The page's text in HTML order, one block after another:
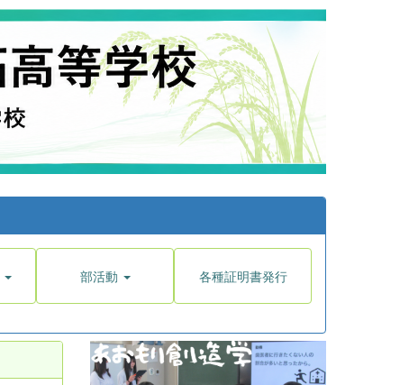
部活動 各種証明書発行